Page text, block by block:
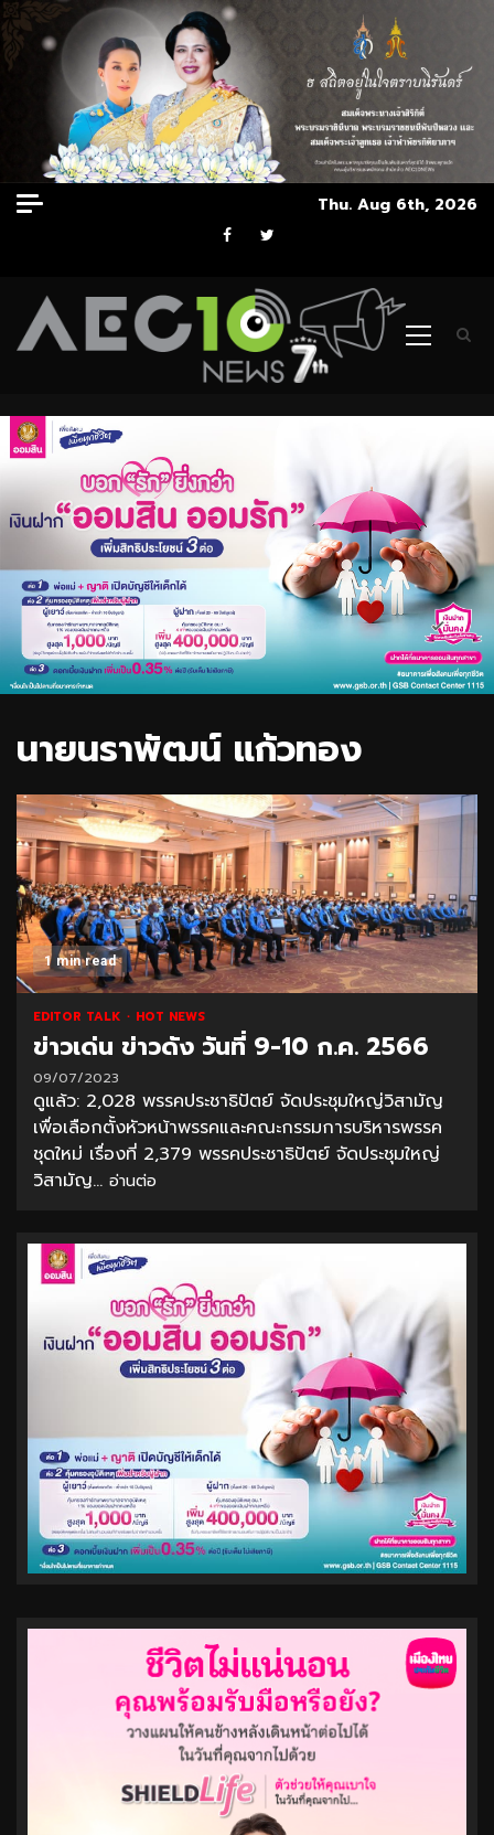
Skip
to
Thu. Aug 6th, 2026
Facebook
Twitter
Primary
นายนราพัฒน์ แก้วทอง
1 min read
EDITOR TALK HOT NEWS
ข่าวเด่น ข่าวดัง วันที่ 9-10 ก.ค. 2566
09/07/2023
ดูแล้ว: 2,028 พรรคประชาธิปัตย์ จัดประชุมใหญ่วิสามัญ
เพื่อเลือกตั้งหัวหน้าพรรคและคณะกรรมการบริหารพรรค
ชุดใหม่ เรื่องที่ 2,379 พรรคประชาธิปัตย์ จัดประชุมใหญ่
วิสามัญ... อ่านต่อ